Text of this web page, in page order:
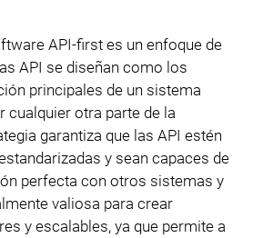
API-first es un enfoque de
API se diseñan como los
principales de un sistema
cualquier otra parte de la
garantiza que las API estén
y sean capaces de
perfecta con otros sistemas y
valiosa para crear
y escalables, ya que permite a